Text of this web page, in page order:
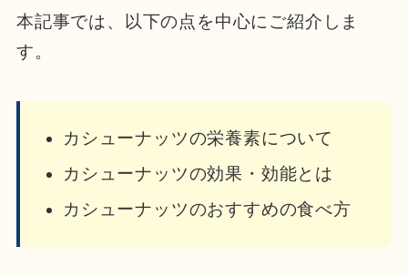
本記事では、以下の点を中心にご紹介しま
す。
カシューナッツの栄養素について
カシューナッツの効果・効能とは
カシューナッツのおすすめの食べ方